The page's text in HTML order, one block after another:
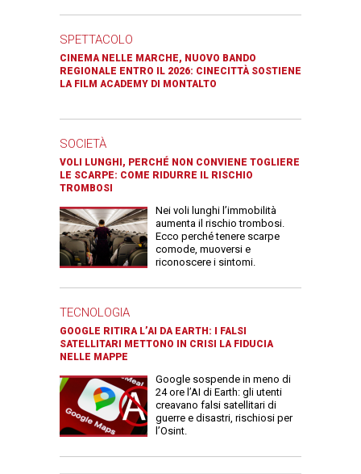
SPETTACOLO
CINEMA NELLE MARCHE, NUOVO BANDO
REGIONALE ENTRO IL 2026: CINECITTÀ SOSTIENE
LA FILM ACADEMY DI MONTALTO
SOCIETÀ
VOLI LUNGHI, PERCHÉ NON CONVIENE TOGLIERE
LE SCARPE: COME RIDURRE IL RISCHIO
TROMBOSI
Nei voli lunghi l’immobilità
aumenta il rischio trombosi.
Ecco perché tenere scarpe
comode, muoversi e
riconoscere i sintomi.
TECNOLOGIA
GOOGLE RITIRA L’AI DA EARTH: I FALSI
SATELLITARI METTONO IN CRISI LA FIDUCIA
NELLE MAPPE
Google sospende in meno di
24 ore l’AI di Earth: gli utenti
creavano falsi satellitari di
guerre e disastri, rischiosi per
l’Osint.